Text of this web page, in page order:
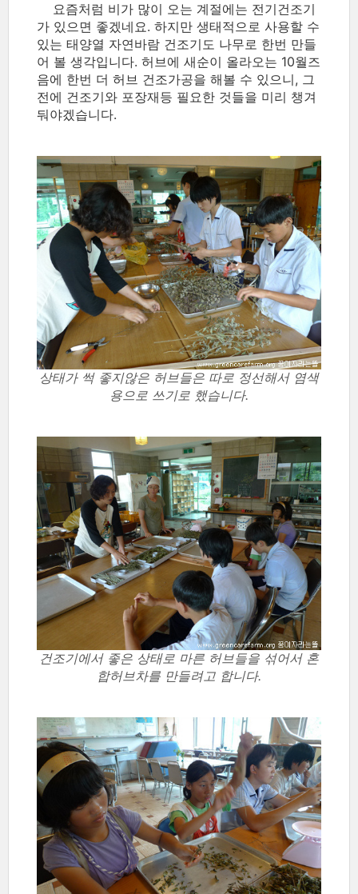
요즘처럼 비가 많이 오는 계절에는 전기건조기
가 있으면 좋겠네요. 하지만 생태적으로 사용할 수
있는 태양열 자연바람 건조기도 나무로 한번 만들
어 볼 생각입니다. 허브에 새순이 올라오는 10월즈
음에 한번 더 허브 건조가공을 해볼 수 있으니, 그
전에 건조기와 포장재등 필요한 것들을 미리 챙겨
둬야겠습니다.
상태가 썩 좋지않은 허브들은 따로 정선해서 염색
용으로 쓰기로 했습니다.
건조기에서 좋은 상태로 마른 허브들을 섞어서 혼
합허브차를 만들려고 합니다.